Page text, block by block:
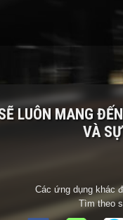
LUÔN MANG
VÀ
Các ứng dụng khác
Tìm theo